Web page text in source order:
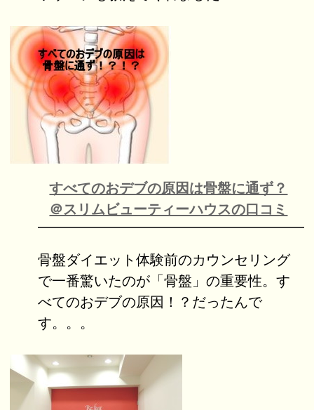
すべてのおデブの原因は骨盤に通ず？
＠スリムビューティーハウスの口コミ
骨盤ダイエット体験前のカウンセリング
で一番驚いたのが「骨盤」の重要性。す
べてのおデブの原因！？だったんで
す。。。